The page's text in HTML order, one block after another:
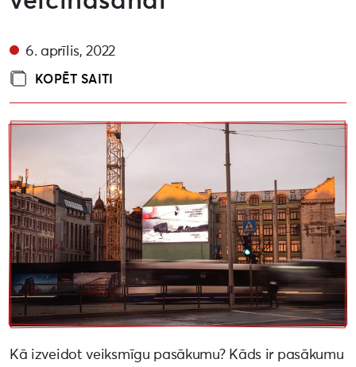
6. aprīlis, 2022
KOPĒT SAITI
Kā izveidot veiksmīgu pasākumu? Kāds ir pasākumu